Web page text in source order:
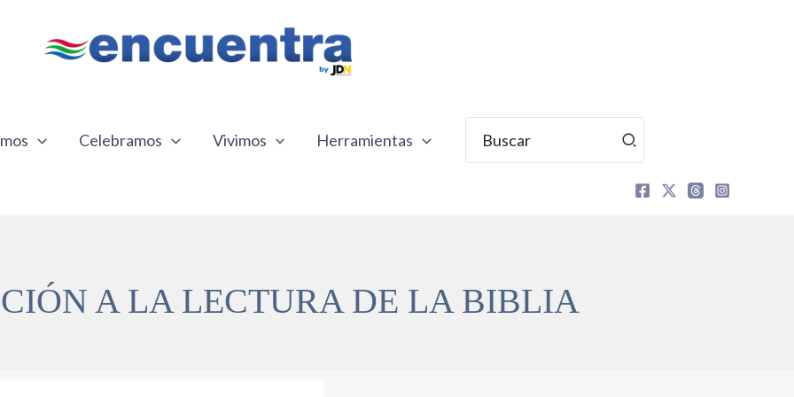
Celebramos Vivimos Herramientas
por:
A LA LECTURA DE LA BIBLIA